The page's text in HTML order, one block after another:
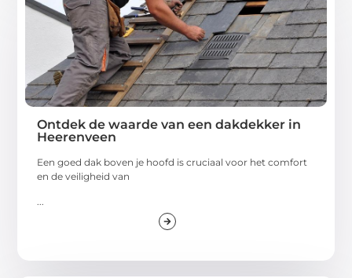
Ontdek de waarde van een dakdekker in
Heerenveen
Een goed dak boven je hoofd is cruciaal voor het comfort
en de veiligheid van